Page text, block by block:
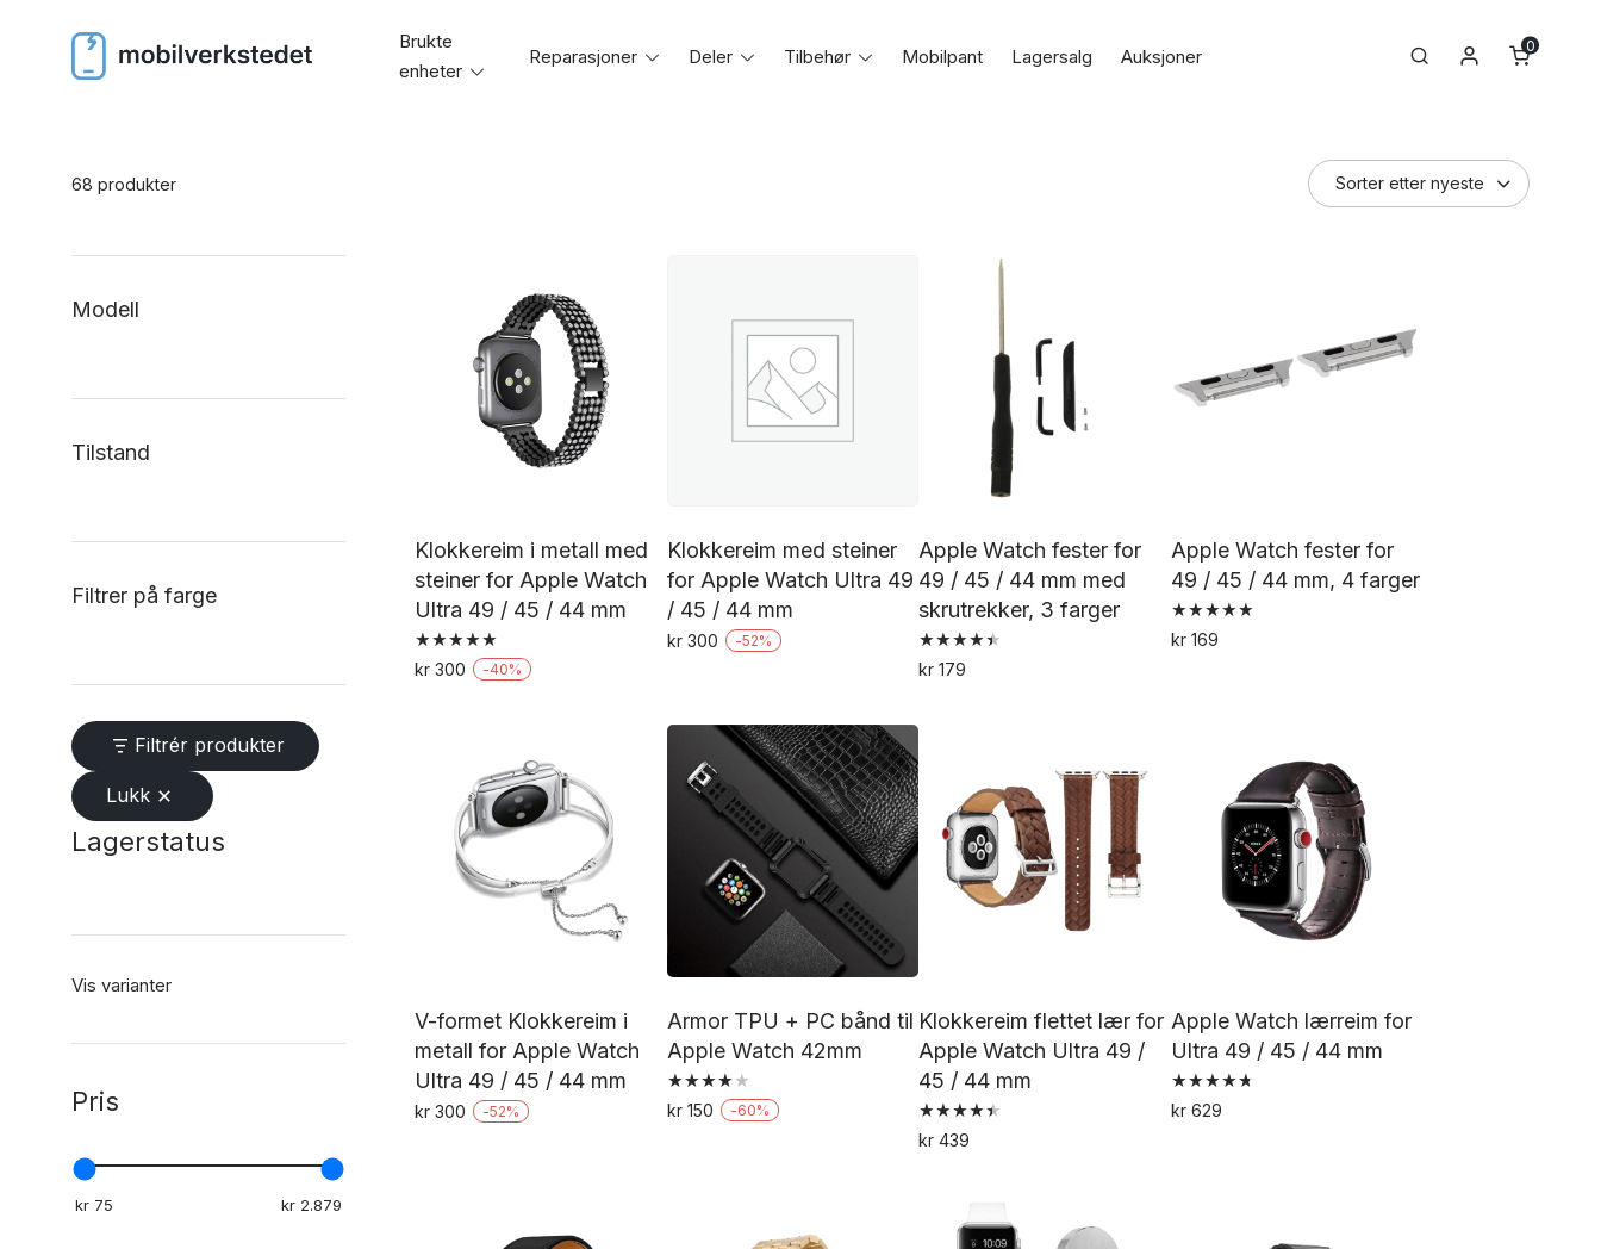
Brukte
enheter
Toggle
Reparasjoner
ToggleDeler
ToggleTilbehør
ToggleMobilpant Lagersalg Auksjoner Search Min konto
0
68 produkter
Modell
Tilstand
Filtrer på farge
Filtrér produkter
Lukk
Lagerstatus
Vis varianter
Pris
Klokkereim i metall med
steiner for Apple Watch
Ultra 49 / 45 / 44 mm
Vurdert
5.00
kr 300 -40%
har
flere
varianter.
Alternativene
kan
velges
Klokkereim med steiner
for Apple Watch Ultra 49
/ 45 / 44 mm
kr300 -52%
har
flere
varianter.
Alternativene
kan
velges
på
produktsiden
Apple Watch fester for
49 / 45 / 44 mm med
skrutrekker, 3 farger
Vurdert
4.50
kr 179
flere
varianter.
Alternativene
kan
velges
Apple Watch fester for
49 / 45 / 44 mm, 4 farger
Vurdert
5.00
kr169
flere
varianter.
Alternativene
kan
velges
på
V-formet Klokkereim i
metall for Apple Watch
Ultra 49 / 45 / 44 mm
kr 300 -52%
flere
Armor TPU + PC bånd til
Apple Watch 42mm
Vurdert
4.00
kr150 -60%
flere
Klokkereim flettet lær for
Apple Watch Ultra 49 /
45 / 44 mm
Vurdert
4.50
kr 439
har
Apple Watch lærreim for
Ultra 49 / 45 / 44 mm
Vurdert
4.83
kr629